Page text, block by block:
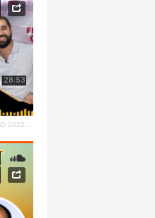
CAST #O1 Right